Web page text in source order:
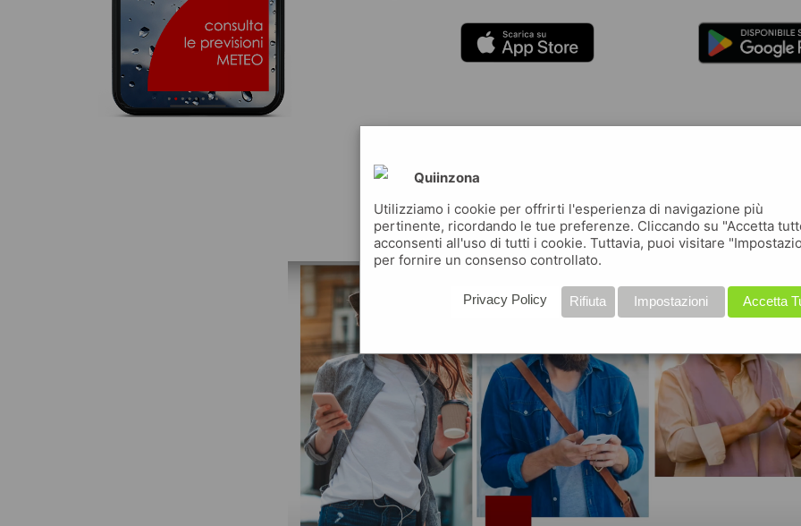
Quiinzona
Utilizziamo i cookie per offrirti l'esperienza di navigazione più
pertinente, ricordando le tue preferenze. Cliccando su "Accetta
acconsenti all'uso di tutti i cookie. Tuttavia, puoi visitare
per fornire un consenso controllato.
Accetta
Impostazioni
Rifiuta
Privacy Policy